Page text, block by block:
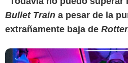
Bullet Train a pesar de la
extrañamente baja de